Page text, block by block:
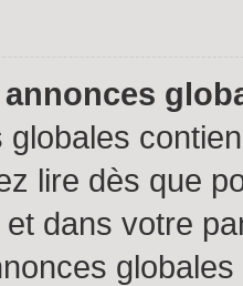
globales
lire dès que
dans votre